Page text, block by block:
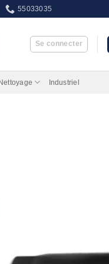
55033035
Se connecter
Industriel